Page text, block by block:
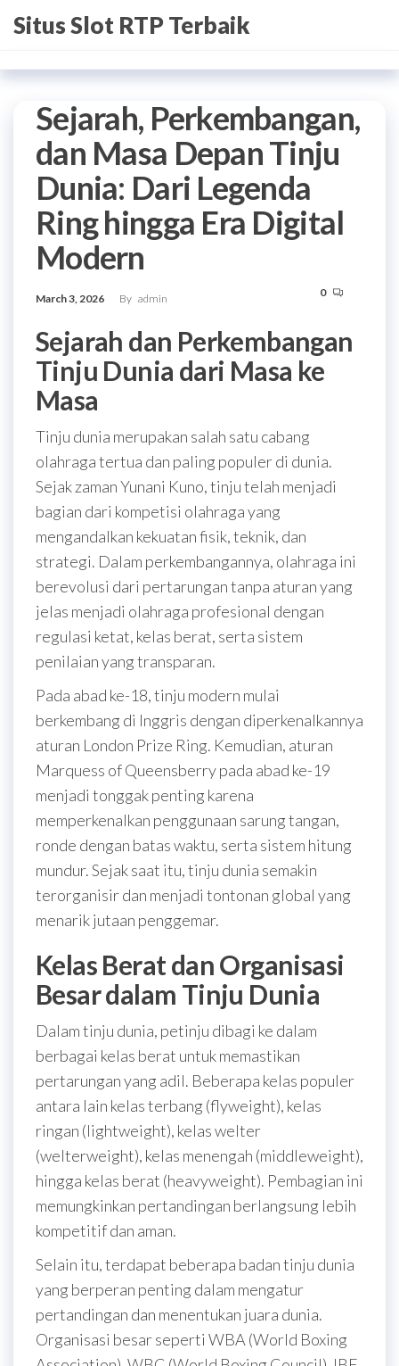
toSitus Slot RTP Terbaik
Sejarah, Perkembangan,
dan Masa Depan Tinju
Dunia: Dari Legenda
Ring hingga Era Digital
Modern
March 3, 2026 By admin 0
Sejarah dan Perkembangan
Tinju Dunia dari Masa ke
Masa
Tinju dunia merupakan salah satu cabang
olahraga tertua dan paling populer di dunia.
Sejak zaman Yunani Kuno, tinju telah menjadi
bagian dari kompetisi olahraga yang
mengandalkan kekuatan fisik, teknik, dan
strategi. Dalam perkembangannya, olahraga ini
berevolusi dari pertarungan tanpa aturan yang
jelas menjadi olahraga profesional dengan
regulasi ketat, kelas berat, serta sistem
penilaian yang transparan.
Pada abad ke-18, tinju modern mulai
berkembang di Inggris dengan diperkenalkannya
aturan London Prize Ring. Kemudian, aturan
Marquess of Queensberry pada abad ke-19
menjadi tonggak penting karena
memperkenalkan penggunaan sarung tangan,
ronde dengan batas waktu, serta sistem hitung
mundur. Sejak saat itu, tinju dunia semakin
terorganisir dan menjadi tontonan global yang
menarik jutaan penggemar.
Kelas Berat dan Organisasi
Besar dalam Tinju Dunia
Dalam tinju dunia, petinju dibagi ke dalam
berbagai kelas berat untuk memastikan
pertarungan yang adil. Beberapa kelas populer
antara lain kelas terbang (flyweight), kelas
ringan (lightweight), kelas welter
(welterweight), kelas menengah (middleweight),
hingga kelas berat (heavyweight). Pembagian ini
memungkinkan pertandingan berlangsung lebih
kompetitif dan aman.
Selain itu, terdapat beberapa badan tinju dunia
yang berperan penting dalam mengatur
pertandingan dan menentukan juara dunia.
Organisasi besar seperti WBA (World Boxing